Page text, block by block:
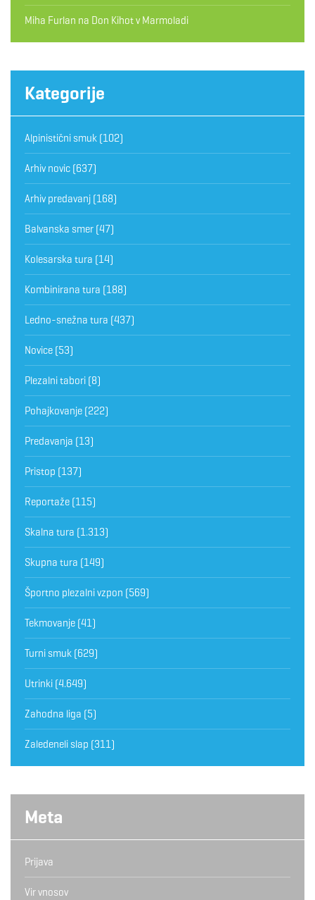
Miha Furlan na Don Kihot v Marmoladi
Kategorije
Alpinistični smuk (102)
Arhiv novic (637)
Arhiv predavanj (168)
Balvanska smer (47)
Kolesarska tura (14)
Kombinirana tura (188)
Ledno-snežna tura (437)
Novice (53)
Plezalni tabori (8)
Pohajkovanje (222)
Predavanja (13)
Pristop (137)
Reportaže (115)
Skalna tura (1.313)
Skupna tura (149)
Športno plezalni vzpon (569)
Tekmovanje (41)
Turni smuk (629)
Utrinki (4.649)
Zahodna liga (5)
Zaledeneli slap (311)
Meta
Prijava
Vir vnosov